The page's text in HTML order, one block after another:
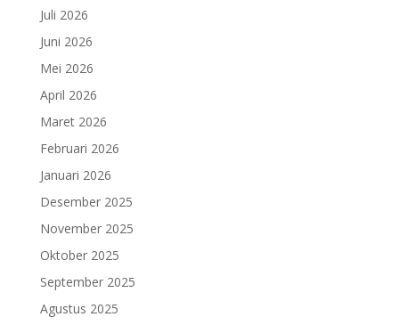
Juli 2026
Juni 2026
Mei 2026
April 2026
Maret 2026
Februari 2026
Januari 2026
Desember 2025
November 2025
Oktober 2025
September 2025
Agustus 2025